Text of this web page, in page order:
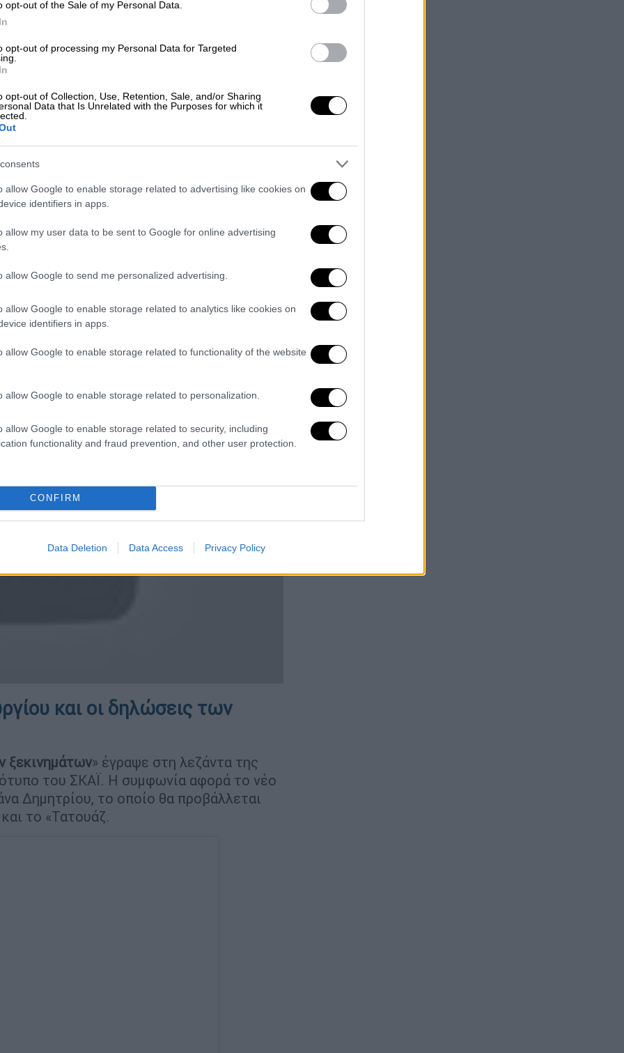
opt-out of the Sale of my Personal Data.
opt-out of processing my Personal Data for Targeted
opt-out of Collection, Use, Retention, Sale, and/or Sharing
Data that Is Unrelated with the Purposes for which it
allow Google to enable storage related to advertising like cookies on
identifiers in apps.
allow my user data to be sent to Google for online advertising
allow Google to send me personalized advertising.
allow Google to enable storage related to analytics like cookies on
identifiers in apps.
allow Google to enable storage related to functionality of the website
allow Google to enable storage related to personalization.
allow Google to enable storage related to security, including
functionality and fraud prevention, and other user protection.
CONFIRM
Data Deletion Data Access Privacy Policy
μεταξύ άλλων οι: Πέμυ Ζούνη,
Θάλεια Ματίκα Δανάη Παππά,
νέα μούσα του Αντρέα Γεωργίου μετά το
Ένας τολμηρός καλλιτέχνης που ζει
δεν έχει μέλλον. Όμως η μοίρα παίζει
όποιος χάσει θα χάσει τα πάντα. Τώρα ο
έτσι ξαναρχίζουν. Μια δυνατή ιστορία
Το μυστικό κρύβεται σε 8
video
και οι δηλώσεις των
ξεκινημάτων» έγραψε στη λεζάντα της
του ΣΚΑΪ. Η συμφωνία αφορά το νέο
Δημητρίου, το οποίο θα προβάλλεται
το «Τατουάζ.